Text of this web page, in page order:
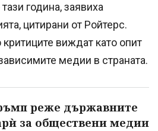
година, заявиха
цитирани от Ройтерс.
критиците виждат като опит
медии в страната.
реже държавните
за обществени медии